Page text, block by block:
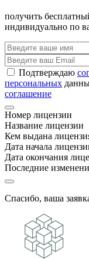
получить
индивидуально по
Подтверждаю
персональных
соглашение
Номер лицензии
Название лицензии
Кем выдана
Дата начала
Дата окончания
Последние
Спасибо, ваша